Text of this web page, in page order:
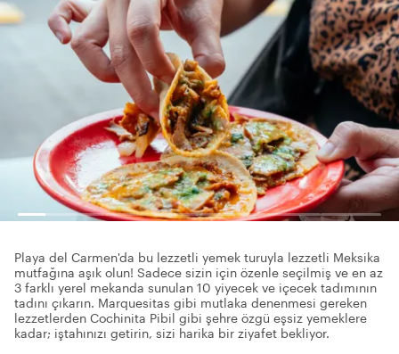
Playa del Carmen'da bu lezzetli yemek turuyla lezzetli Meksika
mutfağına aşık olun! Sadece sizin için özenle seçilmiş ve en az
3 farklı yerel mekanda sunulan 10 yiyecek ve içecek tadımının
tadını çıkarın. Marquesitas gibi mutlaka denenmesi gereken
lezzetlerden Cochinita Pibil gibi şehre özgü eşsiz yemeklere
kadar; iştahınızı getirin, sizi harika bir ziyafet bekliyor.